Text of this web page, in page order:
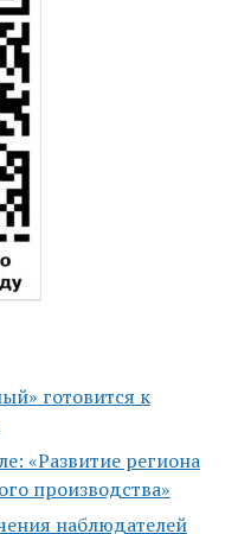
готовится к
«Развитие региона
производства»
наблюдателей